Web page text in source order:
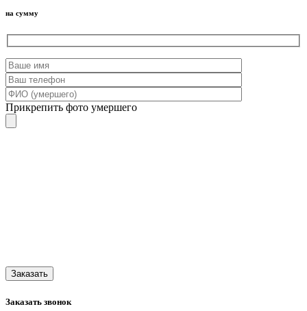
на сумму
Прикрепить фото умершего
Заказать звонок